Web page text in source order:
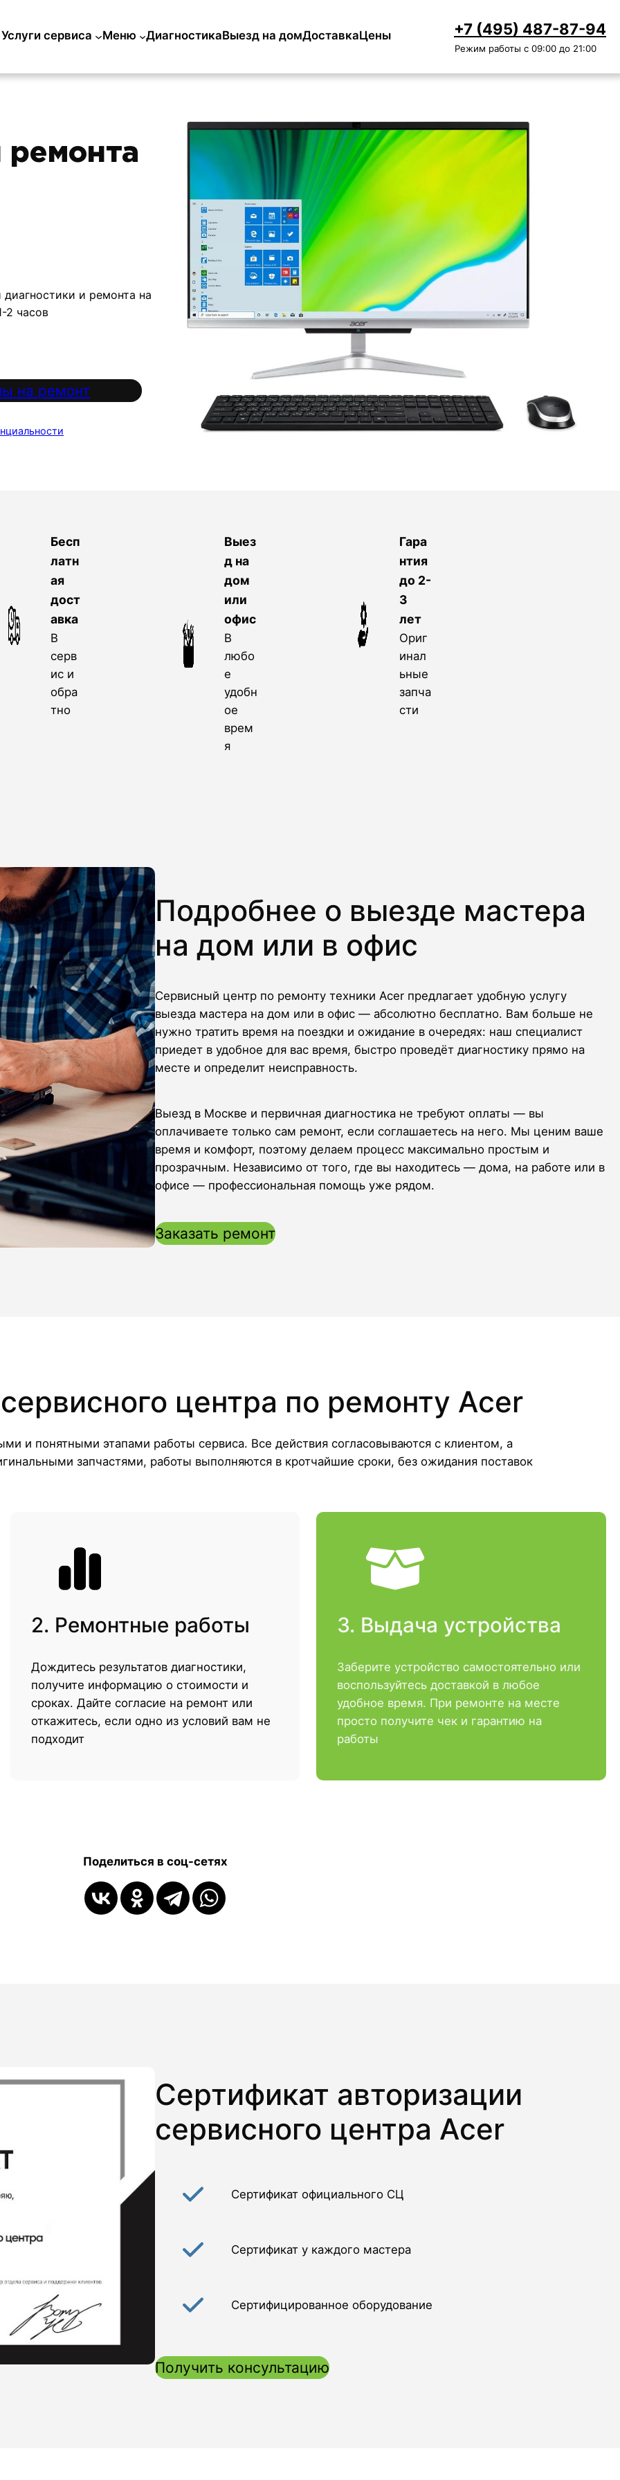
Услуги сервиса Меню ДиагностикаВыезд на домДоставкаЦены +7 (495) 487-87-94
Режим работы с 09:00 до 21:00
и ремонта на
2 часов
на ремонт
Бесп
латн
ая
дост
авка
В
серв
ис и
обра
тно
Выез
д на
дом
или
офис
В
любо
е
удобн
ое
врем
я
Гара
нтия
до 2-
3
лет
Ориг
инал
ьные
запча
сти
Подробнее о выезде мастера
на дом или в офис
Сервисный центр по ремонту техники Acer предлагает удобную услугу
выезда мастера на дом или в офис — абсолютно бесплатно. Вам больше не
нужно тратить время на поездки и ожидание в очередях: наш специалист
приедет в удобное для вас время, быстро проведёт диагностику прямо на
месте и определит неисправность.
Выезд в Москве и первичная диагностика не требуют оплаты — вы
оплачиваете только сам ремонт, если соглашаетесь на него. Мы ценим ваше
время и комфорт, поэтому делаем процесс максимально простым и
прозрачным. Независимо от того, где вы находитесь — дома, на работе или в
офисе — профессиональная помощь уже рядом.
Заказать ремонт
центра по ремонту Acer
и понятными этапами работы сервиса. Все действия согласовываются с клиентом, а
запчастями, работы выполняются в кротчайшие сроки, без ожидания поставок
2. Ремонтные работы
Дождитесь результатов диагностики,
получите информацию о стоимости и
сроках. Дайте согласие на ремонт или
откажитесь, если одно из условий вам не
подходит
3. Выдача устройства
Заберите устройство самостоятельно или
воспользуйтесь доставкой в любое
удобное время. При ремонте на месте
просто получите чек и гарантию на
работы
Поделиться в соц-сетях
Сертификат авторизации
сервисного центра Acer
Сертификат официального СЦ
Сертификат у каждого мастера
Сертифицированное оборудование
Получить консультацию